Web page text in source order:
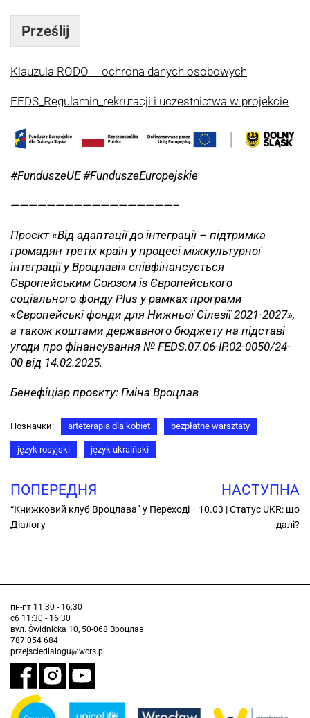
Prześlij
Klauzula RODO – ochrona danych osobowych
FEDS_Regulamin_rekrutacji i uczestnictwa w projekcie
#FunduszeUE #FunduszeEuropejskie
——————————————————–
Проєкт «Від адаптації до інтеграції – підтримка
громадян третіх країн у процесі міжкультурної
інтеграції у Вроцлаві» співфінансується
Європейським Союзом із Європейського
соціального фонду Plus у рамках програми
«Європейські фонди для Нижньої Сілезії 2021-2027»,
а також коштами державного бюджету на підставі
угоди про фінансування № FEDS.07.06-IP.02-0050/24-
00 від 14.02.2025.
Бенефіціар проєкту: Гміна Вроцлав
Позначки: arteterapia dla kobiet bezpłatne warsztaty
język rosyjski język ukraiński
ПОПЕРЕДНЯ
“Книжковий клуб Вроцлава” у Переході
Діалогу
НАСТУПНА
10.03 | Статус UKR: що
далі?
пн-пт 11:30 - 16:30
сб 11:30 - 16:30
вул. Świdnicka 10, 50-068 Вроцлав
787 054 684
przejsciedialogu@wcrs.pl